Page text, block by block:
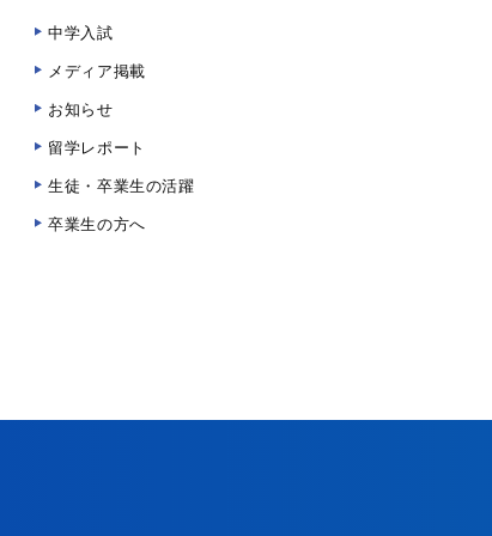
中学入試
メディア掲載
お知らせ
留学レポート
生徒・卒業生の活躍
卒業生の方へ